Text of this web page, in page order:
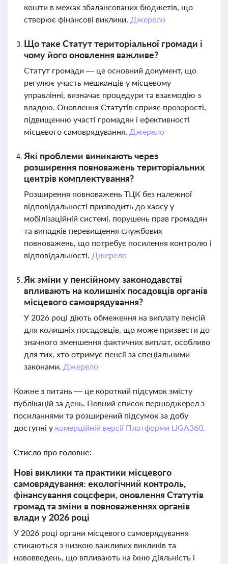
кошти в межах збалансованих бюджетів, що
створює фінансові виклики. Джерело
Що таке Статут територіальної громади і
чому його оновлення важливе?
Статут громади — це основний документ, що
регулює участь мешканців у місцевому
управлінні, визначає процедури та взаємодію з
владою. Оновлення Статутів сприяє прозорості,
підвищенню участі громадян і ефективності
місцевого самоврядування. Джерело
Які проблеми виникають через
розширення повноважень територіальних
центрів комплектування?
Розширення повноважень ТЦК без належної
відповідальності призводить до хаосу у
мобілізаційній системі, порушень прав громадян
та випадків перевищення службових
повноважень, що потребує посилення контролю і
відповідальності. Джерело
Як зміни у пенсійному законодавстві
впливають на колишніх посадовців органів
місцевого самоврядування?
У 2026 році діють обмеження на виплату пенсій
для колишніх посадовців, що може призвести до
значного зменшення фактичних виплат, особливо
для тих, хто отримує пенсії за спеціальними
законами. Джерело
Кожне з питань — це короткий підсумок змісту
публікацій за день. Повний список першоджерел з
посиланнями та розширений підсумок за добу
доступні у комерційній версії Платформи LIGA360.
Стисло про головне:
Нові виклики та практики місцевого
самоврядування: екологічний контроль,
фінансування соцсфери, оновлення Статутів
громад та зміни в повноваженнях органів
влади у 2026 році
У 2026 році органи місцевого самоврядування
стикаються з низкою важливих викликів та
нововведень, що впливають на їхню діяльність і